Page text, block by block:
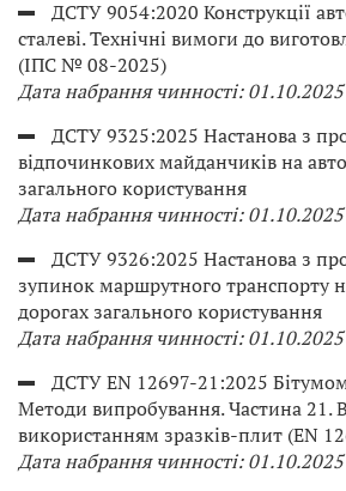
ДСТУ 9054:2020 Конструкції
сталеві. Технічні вимоги до
(ІПС № 08-2025)
Дата набрання чинності: 01.10.2025
ДСТУ 9325:2025 Настанова з
відпочинкових майданчиків на
загального користування
Дата набрання чинності: 01.10.2025
ДСТУ 9326:2025 Настанова з
зупинок маршрутного транспорту
дорогах загального користування
Дата набрання чинності: 01.10.2025
ДСТУ EN 12697-21:2025
Методи випробування. Частина 21.
використанням зразків-плит (EN
Дата набрання чинності: 01.10.2025